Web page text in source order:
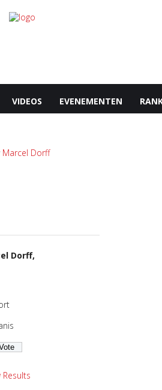
VIDEOS EVENEMENTEN
Marcel Dorff
Dorff,
Results